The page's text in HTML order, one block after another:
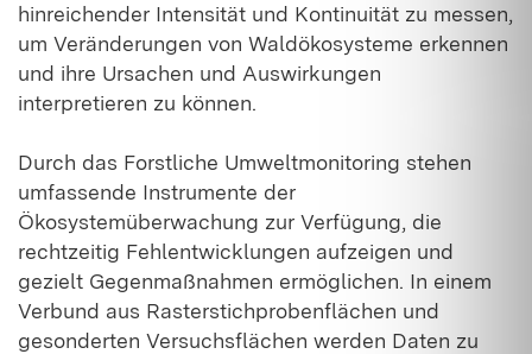
hinreichender Intensität und Kontinuität zu messen,
um Veränderungen von Waldökosysteme erkennen
und ihre Ursachen und Auswirkungen
interpretieren zu können.
Durch das Forstliche Umweltmonitoring stehen
umfassende Instrumente der
Ökosystemüberwachung zur Verfügung, die
rechtzeitig Fehlentwicklungen aufzeigen und
gezielt Gegenmaßnahmen ermöglichen. In einem
Verbund aus Rasterstichprobenflächen und
gesonderten Versuchsflächen werden Daten zu